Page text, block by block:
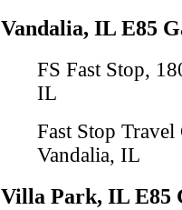
Vandalia, IL E85
FS Fast Stop,
IL
Fast Stop
Vandalia, IL
Villa Park, IL E85